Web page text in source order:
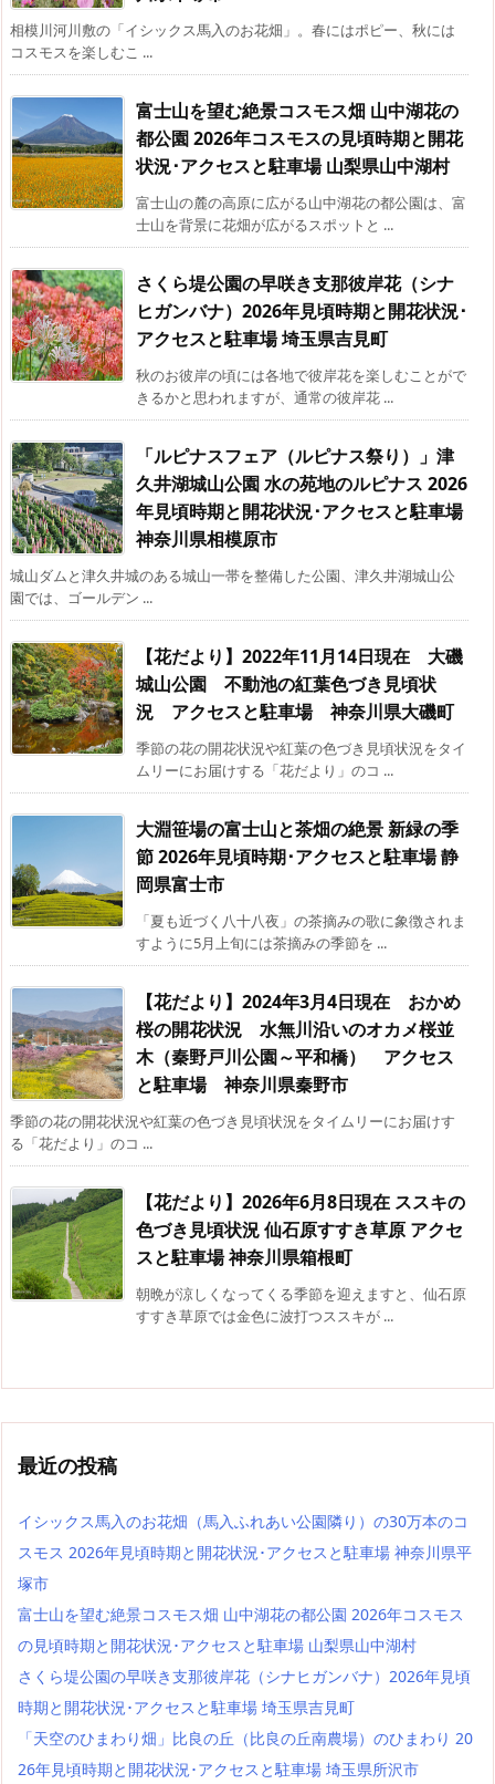
相模川河川敷の「イシックス馬入のお花畑」。春にはポピー、秋には
コスモスを楽しむこ ...
富士山を望む絶景コスモス畑 山中湖花の
都公園 2026年コスモスの見頃時期と開花
状況･アクセスと駐車場 山梨県山中湖村
富士山の麓の高原に広がる山中湖花の都公園は、富
士山を背景に花畑が広がるスポットと ...
さくら堤公園の早咲き支那彼岸花（シナ
ヒガンバナ）2026年見頃時期と開花状況･
アクセスと駐車場 埼玉県吉見町
秋のお彼岸の頃には各地で彼岸花を楽しむことがで
きるかと思われますが、通常の彼岸花 ...
「ルピナスフェア（ルピナス祭り）」津
久井湖城山公園 水の苑地のルピナス 2026
年見頃時期と開花状況･アクセスと駐車場
神奈川県相模原市
城山ダムと津久井城のある城山一帯を整備した公園、津久井湖城山公
園では、ゴールデン ...
【花だより】2022年11月14日現在 大磯
城山公園 不動池の紅葉色づき見頃状
況 アクセスと駐車場 神奈川県大磯町
季節の花の開花状況や紅葉の色づき見頃状況をタイ
ムリーにお届けする「花だより」のコ ...
大淵笹場の富士山と茶畑の絶景 新緑の季
節 2026年見頃時期･アクセスと駐車場 静
岡県富士市
「夏も近づく八十八夜」の茶摘みの歌に象徴されま
すように5月上旬には茶摘みの季節を ...
【花だより】2024年3月4日現在 おかめ
桜の開花状況 水無川沿いのオカメ桜並
木（秦野戸川公園～平和橋） アクセス
と駐車場 神奈川県秦野市
季節の花の開花状況や紅葉の色づき見頃状況をタイムリーにお届けす
る「花だより」のコ ...
【花だより】2026年6月8日現在 ススキの
色づき見頃状況 仙石原すすき草原 アクセ
スと駐車場 神奈川県箱根町
朝晩が涼しくなってくる季節を迎えますと、仙石原
すすき草原では金色に波打つススキが ...
最近の投稿
イシックス馬入のお花畑（馬入ふれあい公園隣り）の30万本のコ
スモス 2026年見頃時期と開花状況･アクセスと駐車場 神奈川県平
塚市
富士山を望む絶景コスモス畑 山中湖花の都公園 2026年コスモス
の見頃時期と開花状況･アクセスと駐車場 山梨県山中湖村
さくら堤公園の早咲き支那彼岸花（シナヒガンバナ）2026年見頃
時期と開花状況･アクセスと駐車場 埼玉県吉見町
「天空のひまわり畑」比良の丘（比良の丘南農場）のひまわり 20
26年見頃時期と開花状況･アクセスと駐車場 埼玉県所沢市